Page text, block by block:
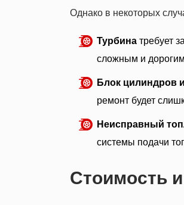
Однако в некоторых
Турбина требует
сложным и
Блок цилиндров
ремонт будет
Неисправный
системы подачи
Стоимость